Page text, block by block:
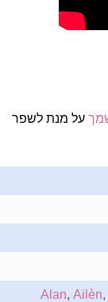
על מנת לשפר
Alan ,Ailèn